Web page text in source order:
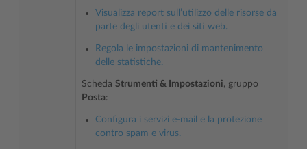
Visualizza report sull’utilizzo delle risorse da
parte degli utenti e dei siti web.
Regola le impostazioni di mantenimento
delle statistiche.
Scheda Strumenti & Impostazioni, gruppo
Posta:
Configura i servizi e-mail e la protezione
contro spam e virus.